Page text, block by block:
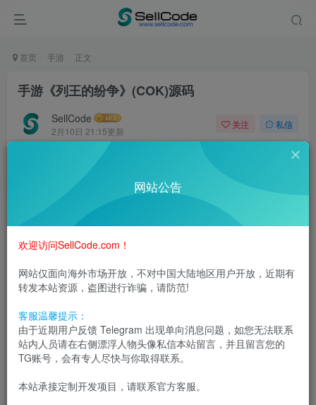
首页 手游 正文
手游《列王的纷争》(COK)源码
SellCode
2月10日 21:15更新
关注 私信
中世纪列强纷争时代为背景的RTS多人战争手游，高度还原
了侦查、支援、突袭、行军、负重等众多真实战争元素，给
玩家带来更好的代入感和历史感，游戏中玩家可以和全球的
沸腾的战争艺术。
网站公告
欢迎访问SellCode.com！
网站仅面向海外市场开放，不对中国大陆地区用户开放，近期有
转发本站资源，盗图进行诈骗，请防范!
客服温馨提示：
由于近期用户反馈 Telegram 出现单向消息问题，如您无法联系
站内人员请在右侧漂浮人物头像私信本站留言，并且留言您的
TG账号，会有专人尽快与你取得联系。
本站承接定制开发项目，请联系官方客服。